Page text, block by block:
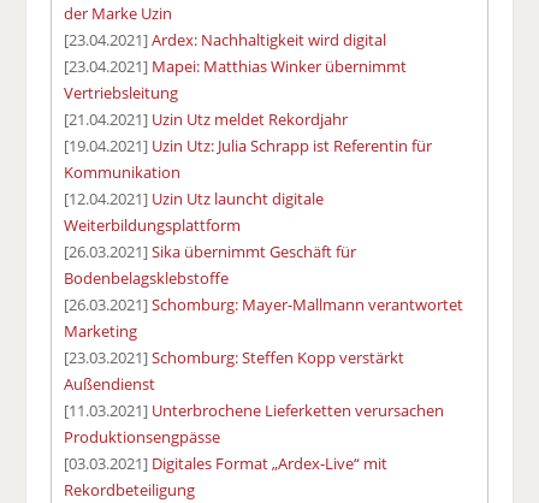
der Marke Uzin
[23.04.2021]Ardex: Nachhaltigkeit wird digital
[23.04.2021] Mapei: Matthias Winker übernimmt
Vertriebsleitung
[21.04.2021] Uzin Utz meldet Rekordjahr
[19.04.2021] Uzin Utz: Julia Schrapp ist Referentin für
Kommunikation
[12.04.2021] Uzin Utz launcht digitale
Weiterbildungsplattform
[26.03.2021]Sika übernimmt Geschäft für
Bodenbelagsklebstoffe
[26.03.2021]Schomburg: Mayer-Mallmann verantwortet
Marketing
[23.03.2021]Schomburg: Steffen Kopp verstärkt
Außendienst
[11.03.2021] Unterbrochene Lieferketten verursachen
Produktionsengpässe
[03.03.2021] Digitales Format „Ardex-Live“ mit
Rekordbeteiligung